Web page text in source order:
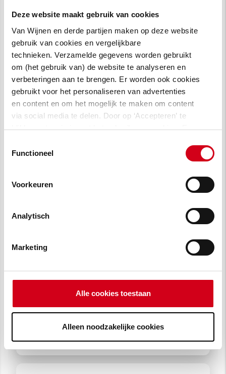
Deze website maakt gebruik van cookies
Van Wijnen en derde partijen maken op deze website
gebruik van cookies en vergelijkbare
technieken. Verzamelde gegevens worden gebruikt
om (het gebruik van) de website te analyseren en
verbeteringen aan te brengen. Er worden ook cookies
gebruikt voor het personaliseren van advertenties
en content en om het mogelijk te maken om content
via social media te delen. Door op ‘Accepteren’ te
klikken, stem je in met het gebruik van cookies. Een
vragen lees je in
Functioneel
Voorkeuren
Analytisch
Marketing
Alle cookies toestaan
Alleen noodzakelijke cookies
Synchroon WonenBreburg
Zayaz
Contactpersonen
Vestigingsdirecteur
LinkedIn profiel bekijken